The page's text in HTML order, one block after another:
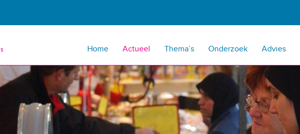
Home Actueel Thema’s Onderzoek Advies